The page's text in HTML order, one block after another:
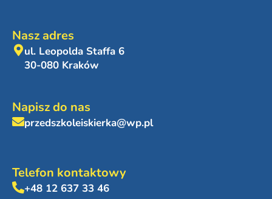
Nasz adres
ul. Leopolda Staffa 6
30-080 Kraków
Napisz do nas
przedszkoleiskierka@wp.pl
Telefon kontaktowy
+48 12 637 33 46